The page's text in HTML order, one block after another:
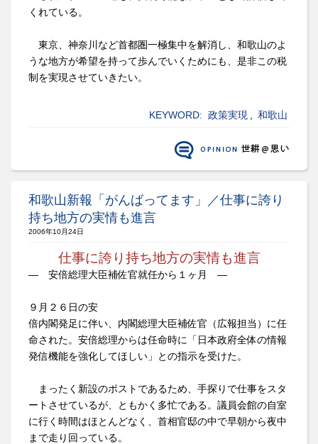
くれている。
東京、神奈川など首都圏一極集中を解消し、和歌山のよ
うな地方が希望を持って歩んでいくためにも、是非この税
制を実現させていきたい。
KEYWORD: 政策実現 和歌山
和歌山新報「がんばってます」／仕事に誇り
持ち地方の実情も進言
2006年10月24日
仕事に誇り持ち地方の実情も進言
― 安倍総理大臣補佐官就任から１ヶ月 ―
９月２６日の安
倍内閣発足に伴い、内閣総理大臣補佐官（広報担当）に任
命された。安倍総理からは任命時に「日本政府全体の情報
発信機能を強化してほしい」との指示を受けた。
まったく新設のポストであるため、手探りで仕事をスタ
ートさせているが、ともかく多忙である。議員会館の自室
に行く時間はほとんどなく、首相官邸の中で早朝から夜中
まで走り回っている。